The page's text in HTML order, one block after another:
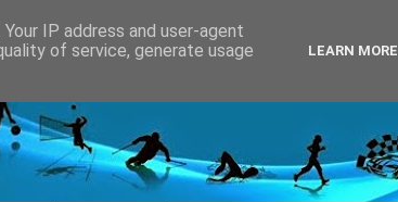
IP address and user-agent
of service, generate usage
LEARN MORE